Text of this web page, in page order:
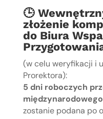
🕒
złożenie
do Biura
(w celu weryfikacji i
Prorektora):
5 dni roboczych
zostanie podana po